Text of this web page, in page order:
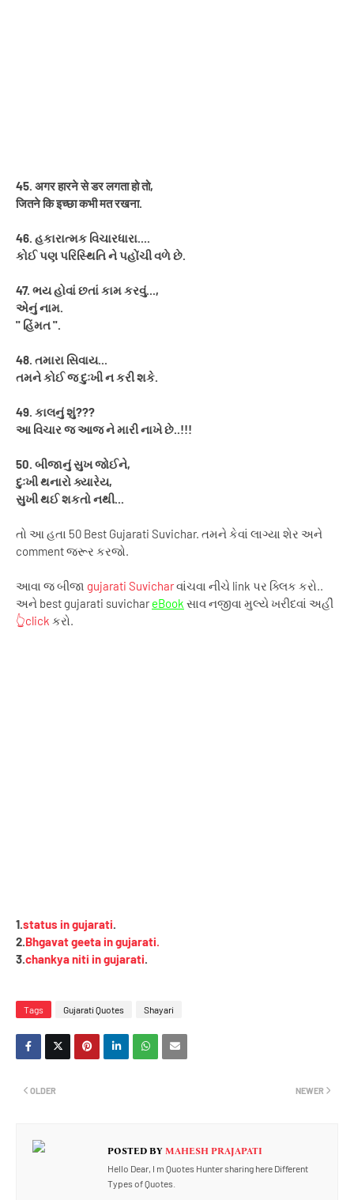
45. अगर हारने से डर लगता हो तो,
जितने कि इच्छा कभी मत रखना.
46. હકારાત્મક વિચારધારા....
કોઈ પણ પરિસ્થિતિ ને પહોંચી વળે છે.
47. ભય હોવાં છતાં કામ કરવું...,
એનું નામ.
'' હિંમત ''.
48. તમારા સિવાય...
તમને કોઈ જ દુઃખી ન કરી શકે.
49. કાલનું શું???
આ વિચાર જ આજ ને મારી નાખે છે..!!!
50. બીજાનું સુખ જોઈને,
દુઃખી થનારો ક્યારેય,
સુખી થઈ શકતો નથી...
તો આ હતા 50 Best Gujarati Suvichar. તમને કેવાં લાગ્યા શેર અને
comment જરૂર કરજો.
આવા જ બીજા gujarati Suvicharવાંચવા નીચે link પર ક્લિક કરો..
અને best gujarati suvichar eBook સાવ નજીવા મુલ્યે ખરીદવાં અહીં
👆click કરો.
1.status in gujarati.
2.Bhgavat geeta in gujarati.
3.chankya niti in gujarati.
Tags Gujarati Quotes Shayari
NEWER
OLDER
POSTED BY MAHESH PRAJAPATI
Hello Dear, I m Quotes Hunter sharing here Different
Types of Quotes.